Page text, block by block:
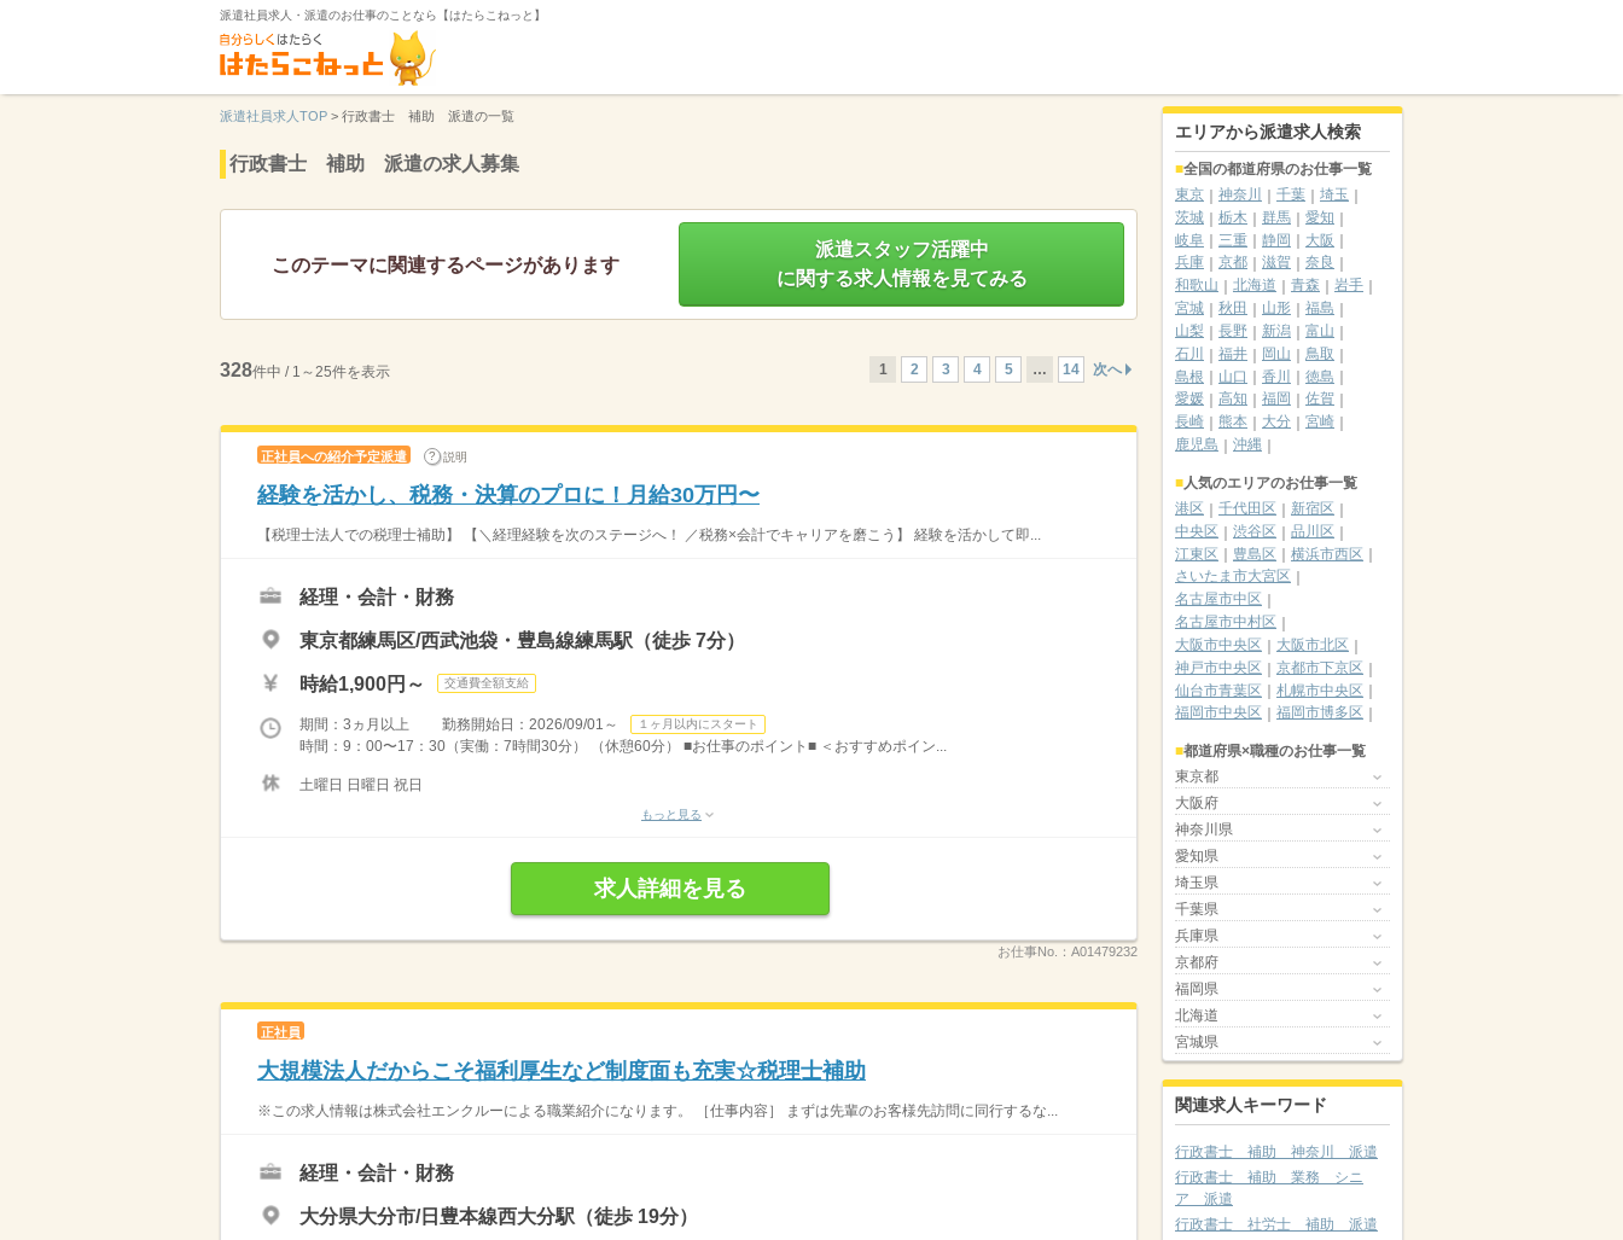
派遣社員求人・派遣のお仕事のことなら【はたらこねっと】
派遣社員求人TOP > 行政書士 補助 派遣の一覧
行政書士 補助 派遣の求人募集
このテーマに関連するページがあります
派遣スタッフ活躍中
に関する求人情報を見てみる
328件中 / 1～25件を表示 1 2 3 4 5 … 14 次へ
正社員への紹介予定派遣 説明
経験を活かし、税務・決算のプロに！月給30万円〜
【税理士法人での税理士補助】 【＼経理経験を次のステージへ！ ／税務×会計でキャリアを磨こう】 経験を活かして即...
経理・会計・財務
東京都練馬区/西武池袋・豊島線練馬駅（徒歩 7分）
時給1,900円～ 交通費全額支給
期間：3ヵ月以上 勤務開始日：2026/09/01～ １ヶ月以内にスタート
時間：9：00〜17：30（実働：7時間30分） （休憩60分） ■お仕事のポイント■ ＜おすすめポイン...
土曜日 日曜日 祝日
もっと見る
求人詳細を見る
お仕事No.： A01479232
正社員
大規模法人だからこそ福利厚生など制度面も充実☆税理士補助
※この求人情報は株式会社エンクルーによる職業紹介になります。 ［仕事内容］ まずは先輩のお客様先訪問に同行するな...
経理・会計・財務
大分県大分市/日豊本線西大分駅（徒歩 19分）
エリアから派遣求人検索
全国の都道府県のお仕事一覧
東京
神奈川 千葉
埼玉
茨城
栃木 群馬
愛知
岐阜
三重 静岡
大阪
兵庫
京都 滋賀
奈良
和歌山
北海道 青森
岩手
宮城
秋田 山形
福島
山梨
長野 新潟
富山
石川
福井 岡山
鳥取
島根
山口 香川
徳島
愛媛
高知 福岡
佐賀
長崎
熊本 大分
宮崎
鹿児島
沖縄
人気のエリアのお仕事一覧
港区
千代田区
新宿区
中央区
渋谷区
品川区
江東区
豊島区
横浜市西区
さいたま市大宮区
名古屋市中区
名古屋市中村区
大阪市中央区
大阪市北区
神戸市中央区
京都市下京区
仙台市青葉区
札幌市中央区
福岡市中央区
福岡市博多区
都道府県×職種のお仕事一覧
東京都
大阪府
神奈川県
愛知県
埼玉県
千葉県
兵庫県
京都府
福岡県
北海道
宮城県
関連求人キーワード
行政書士 補助 神奈川 派遣
行政書士 補助 業務 シニ
ア 派遣
行政書士 社労士 補助 派遣